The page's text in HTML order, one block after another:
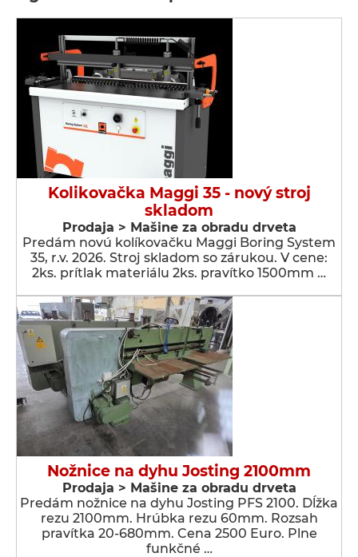
Kolikovačka Maggi 35 - nový stroj
skladom
Prodaja > Мašine za obradu drveta
Predám novú kolíkovačku Maggi Boring System
35, r.v. 2026. Stroj skladom so zárukou. V cene:
2ks. prítlak materiálu 2ks. pravítko 1500mm …
Nožnice na dyhu Josting 2100mm
Prodaja > Мašine za obradu drveta
Predám nožnice na dyhu Josting PFS 2100. Dĺžka
rezu 2100mm. Hrúbka rezu 60mm. Rozsah
pravítka 20-680mm. Cena 2500 Euro. Plne
funkčné …